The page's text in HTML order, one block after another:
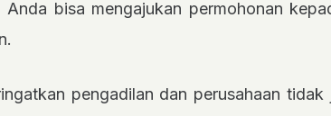
bisa mengajukan permohonan
pengadilan dan perusahaan tidak